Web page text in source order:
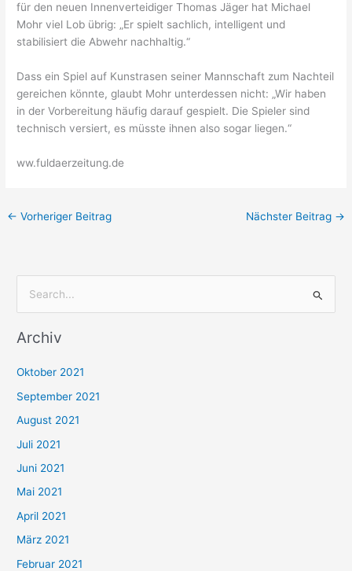
für den neuen Innenverteidiger Thomas Jäger hat Michael
Mohr viel Lob übrig: „Er spielt sachlich, intelligent und
stabilisiert die Abwehr nachhaltig.“
Dass ein Spiel auf Kunstrasen seiner Mannschaft zum Nachteil
gereichen könnte, glaubt Mohr unterdessen nicht: „Wir haben
in der Vorbereitung häufig darauf gespielt. Die Spieler sind
technisch versiert, es müsste ihnen also sogar liegen.“
ww.fuldaerzeitung.de
← Vorheriger Beitrag Nächster Beitrag →
c
n
n
a
c
h
:
Archiv
Oktober 2021
September 2021
August 2021
Juli 2021
Juni 2021
Mai 2021
April 2021
März 2021
Februar 2021